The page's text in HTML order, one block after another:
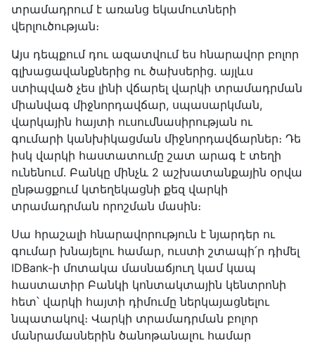
տրամադրում է առանց եկամուտների
վերլուծության։
Այս դեպքում դու ազատվում ես հնարավոր բոլոր
գլխացավանքներից ու ծախսերից․ այլևս
ստիպված չես լինի վճարել վարկի տրամադրման
միանվագ միջնորդավճար, սպասարկման,
վարկային հայտի ուսումնասիրության ու
գումարի կանխիկացման միջնորդավճարներ։ Դե
իսկ վարկի հաստատումը շատ արագ է տեղի
ունենում․ Բանկը մինչև 2 աշխատանքային օրվա
ընթացքում կտեղեկացնի քեզ վարկի
տրամադրման որոշման մասին։
Սա հրաշալի հնարավորություն է նյարդեր ու
գումար խնայելու համար, ուստի շտապի՛ր դիմել
IDBank-ի մոտակա մասնաճյուղ կամ կապ
հաստատիր Բանկի կոնտակտային կենտրոնի
հետ՝ վարկի հայտի դիմումը ներկայացնելու
նպատակով։ Վարկի տրամադրման բոլոր
մանրամասներին ծանոթանալու համար